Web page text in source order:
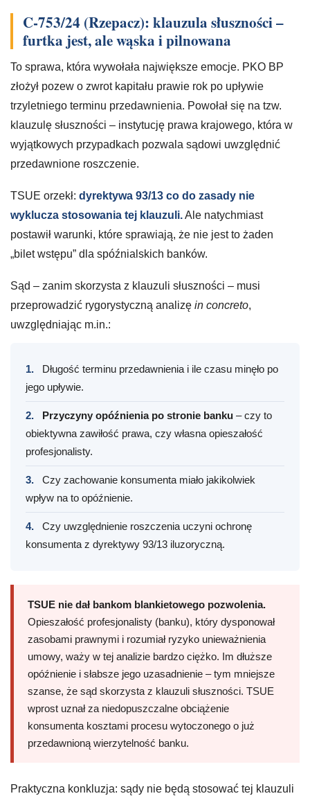
C-753/24 (Rzepacz): klauzula słuszności –
furtka jest, ale wąska i pilnowana
To sprawa, która wywołała największe emocje. PKO BP
złożył pozew o zwrot kapitału prawie rok po upływie
trzyletniego terminu przedawnienia. Powołał się na tzw.
klauzulę słuszności – instytucję prawa krajowego, która w
wyjątkowych przypadkach pozwala sądowi uwzględnić
przedawnione roszczenie.
TSUE orzekł: dyrektywa 93/13 co do zasady nie
wyklucza stosowania tej klauzuli.Ale natychmiast
postawił warunki, które sprawiają, że nie jest to żaden
„bilet wstępu” dla spóźnialskich banków.
Sąd – zanim skorzysta z klauzuli słuszności – musi
przeprowadzić rygorystyczną analizę in concreto,
uwzględniając m.in.:
1.
Długość terminu przedawnienia i ile czasu minęło po
jego upływie.
2. Przyczyny opóźnienia po stronie banku – czy to
obiektywna zawiłość prawa, czy własna opieszałość
profesjonalisty.
3.
Czy zachowanie konsumenta miało jakikolwiek
wpływ na to opóźnienie.
4.
Czy uwzględnienie roszczenia uczyni ochronę
konsumenta z dyrektywy 93/13 iluzoryczną.
TSUE nie dał bankom blankietowego pozwolenia.
Opieszałość profesjonalisty (banku), który dysponował
zasobami prawnymi i rozumiał ryzyko unieważnienia
umowy, waży w tej analizie bardzo ciężko. Im dłuższe
opóźnienie i słabsze jego uzasadnienie – tym mniejsze
szanse, że sąd skorzysta z klauzuli słuszności. TSUE
wprost uznał za niedopuszczalne obciążenie
konsumenta kosztami procesu wytoczonego o już
przedawnioną wierzytelność banku.
Praktyczna konkluzja: sądy nie będą stosować tej klauzuli